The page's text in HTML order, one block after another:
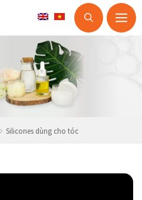
Silicones dùng cho tóc